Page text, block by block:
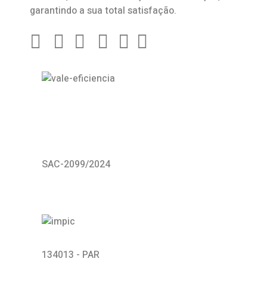
garantindo a sua total satisfação.
SAC-2099/2024
134013 - PAR